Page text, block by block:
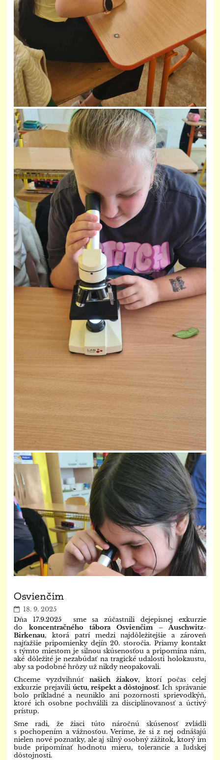
Osvienčim
18. 9. 2025
Dňa 17.9.2025 sme sa zúčastnili dejepisnej exkurzie
dokoncentračného tábora Osvienčim – Auschwitz-
Birkenau, ktorá patrí medzi najdôležitejšie a zároveň
najťažšie pripomienky dejín 20. storočia. Priamy kontakt
s týmto miestom je silnou skúsenosťou a pripomína nám,
aké dôležité je nezabúdať na tragické udalosti holokaustu,
aby sa podobné hrôzy už nikdy neopakovali.
Chceme vyzdvihnúťnašich žiakov, ktorí počas celej
exkurzie prejavili úctu, rešpekt a dôstojnosť. Ich správanie
bolo príkladné a neuniklo ani pozornosti sprievodkýň,
ktoré ich osobne pochválili za disciplinovanosť a úctivý
prístup.
Sme radi, že žiaci túto náročnú skúsenosť zvládli
s pochopením a vážnosťou. Veríme, že si z nej odnášajú
nielen nové poznatky, ale aj silný osobný zážitok, ktorý im
bude pripomínať hodnotu mieru, tolerancie a ľudskej
dôstojnosti.